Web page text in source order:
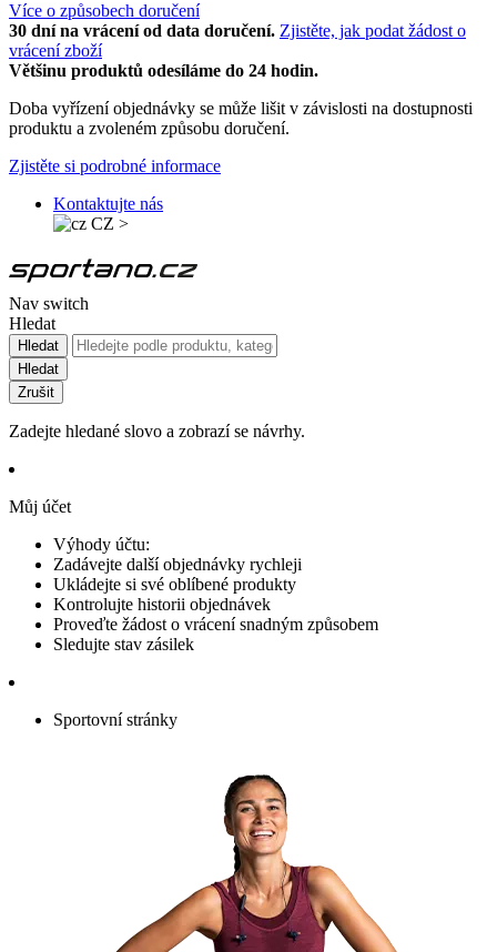
Více o způsobech doručení
30 dní na vrácení od data doručení. Zjistěte, jak podat žádost o
vrácení zboží
Většinu produktů odesíláme do 24 hodin.
Doba vyřízení objednávky se může lišit v závislosti na dostupnosti
produktu a zvoleném způsobu doručení.
Zjistěte si podrobné informace
Kontaktujte nás
CZ >
Nav switch
Hledat
Hledat
Hledat
Zrušit
Zadejte hledané slovo a zobrazí se návrhy.
Můj účet
Výhody účtu:
Zadávejte další objednávky rychleji
Ukládejte si své oblíbené produkty
Kontrolujte historii objednávek
Proveďte žádost o vrácení snadným způsobem
Sledujte stav zásilek
Sportovní stránky